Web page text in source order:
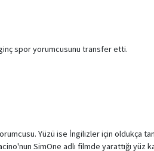
spor yorumcusunu transfer etti.
Yüzü ise İngilizler için oldukça
SimOne adlı filmde yarattığı yüz